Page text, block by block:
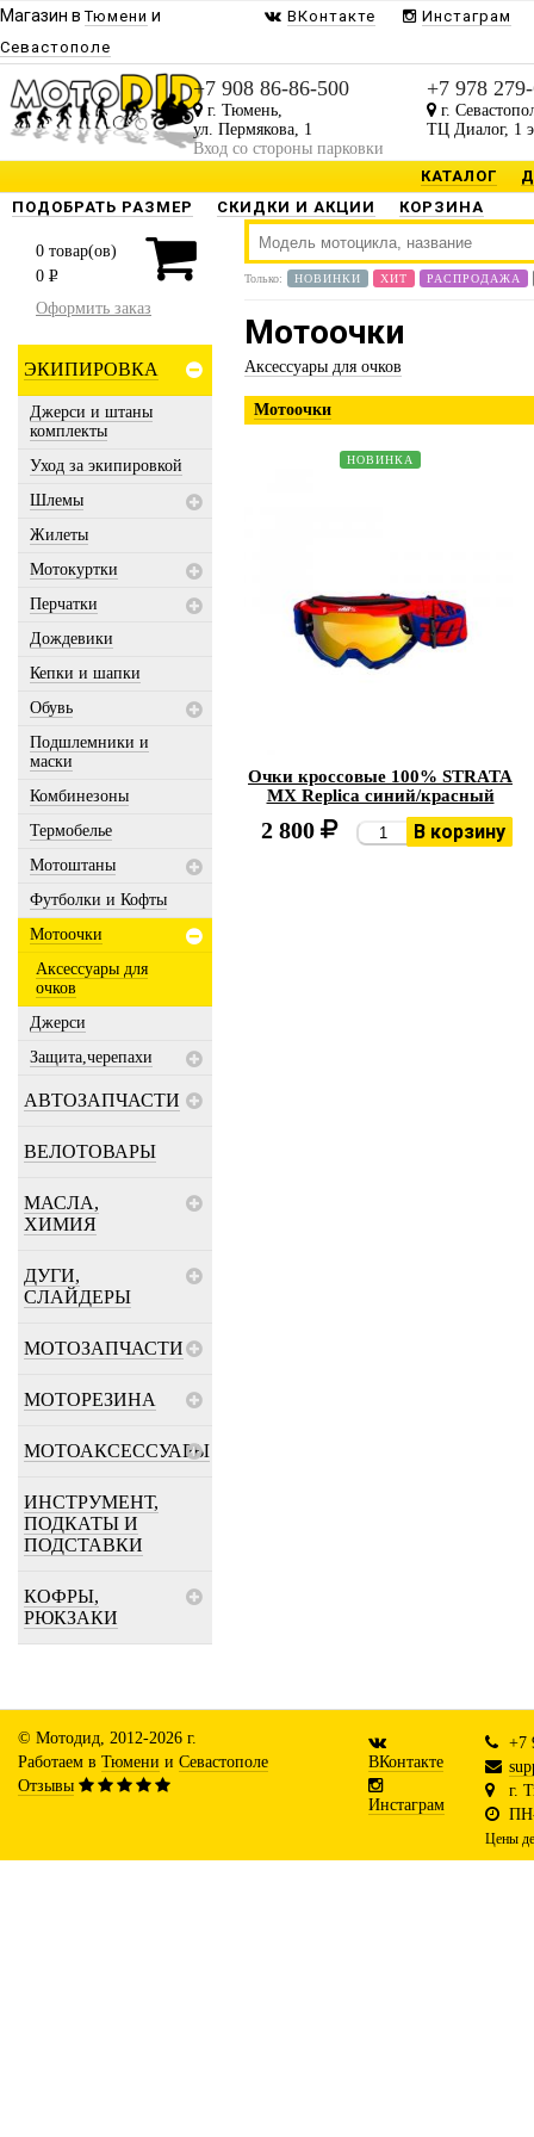
Магазин вТюмени и
Севастополе
ВКонтакте Инстаграм
+7 908 86-86-500
г. Тюмень,
ул. Пермякова, 1
Вход со стороны парковки
+7 978
г.
ТЦ Диалог, 1
КАТАЛОГ
ПОДОБРАТЬ РАЗМЕР
СКИДКИ И АКЦИИ КОРЗИНА
0 товар(ов)
0 P
Оформить заказ
ЭКИПИРОВКА
Джерси и штаны
комплекты
Уход за экипировкой
Шлемы
Жилеты
Мотокуртки
Перчатки
Дождевики
Кепки и шапки
Обувь
Подшлемники и
маски
Комбинезоны
Термобелье
Мотоштаны
Футболки и Кофты
Мотоочки
Аксессуары для
очков
Джерси
Защита,черепахи
АВТОЗАПЧАСТИ
ВЕЛОТОВАРЫ
МАСЛА,
ХИМИЯ
ДУГИ,
СЛАЙДЕРЫ
МОТОЗАПЧАСТИ
МОТОРЕЗИНА
МОТОАКСЕССУАРЫ
ИНСТРУМЕНТ,
ПОДКАТЫ И
ПОДСТАВКИ
КОФРЫ,
РЮКЗАКИ
Только: НОВИНКИ ХИТ РАСПРОДАЖА
Мотоочки
Аксессуары для очков
Мотоочки
НОВИНКА
Очки кроссовые 100% STRATA
MX Replica синий/красный
2 800 В корзину
© Мотодид, 2012-2026 г.
Работаем в Тюмени и Севастополе
Отзывы
ВКонтакте
Инстаграм
+7
г.
Цены